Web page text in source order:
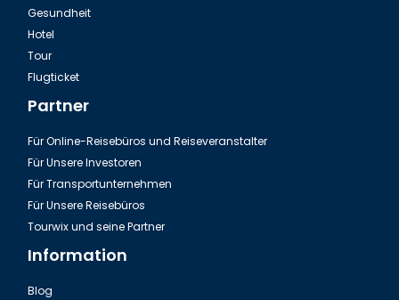
Gesundheit
Hotel
Tour
Flugticket
Partner
Für Online-Reisebüros und Reiseveranstalter
Für Unsere Investoren
Für Transportunternehmen
Für Unsere Reisebüros
Tourwix und seine Partner
Information
Blog